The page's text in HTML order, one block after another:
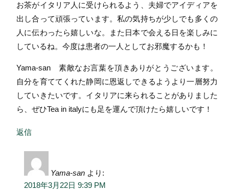
お茶がイタリア人に受けられるよう、夫婦でアイディアを
出し合って頑張っています。私の気持ちが少しでも多くの
人に伝わったら嬉しいな。また日本で会える日を楽しみに
しているね。今度は患者の一人としてお邪魔するかも！
Yama-san 素敵なお言葉を頂きありがとうございます。
自分を育ててくれた静岡に恩返しできるようより一層努力
していきたいです。イタリアに来られることがありました
ら、ぜひTea in italyにも足を運んで頂けたら嬉しいです！
返信
Yama-san より:
2018年3月22日 9:39 PM